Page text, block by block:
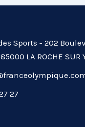
Sports - 202
LA ROCHE SUR
27